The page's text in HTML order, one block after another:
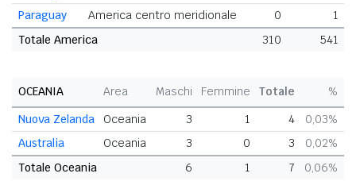
Paraguay
America centro meridionale 0
1
Totale America
310 541
OCEANIA Area Maschi Femmine Totale
%
Nuova Zelanda
Oceania 3 1 4
0,03%
Australia
Oceania 3 0 3
0,02%
Totale Oceania
6 1 7 0,06%